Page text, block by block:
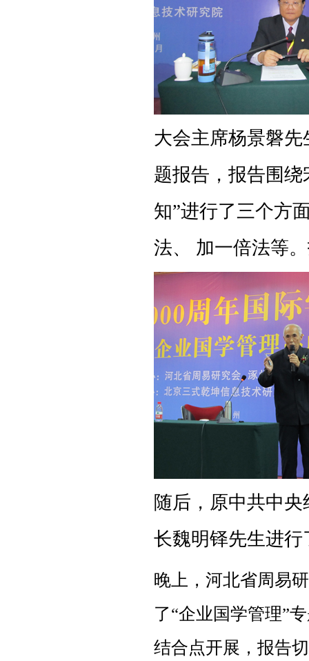
大会主席杨景磐
题报告，报告围
知”进行了三个方
法、 加一倍法等
随后，原中共中
长魏明铎先生进行
晚上，河北省周易
了“企业国学管理”
结合点开展，报告